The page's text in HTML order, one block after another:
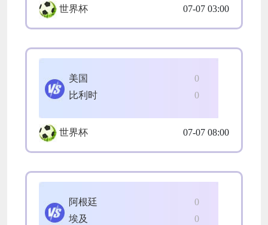
世界杯 07-07 03:00
0
美国
0
比利时
世界杯 07-07 08:00
0
阿根廷
0
埃及